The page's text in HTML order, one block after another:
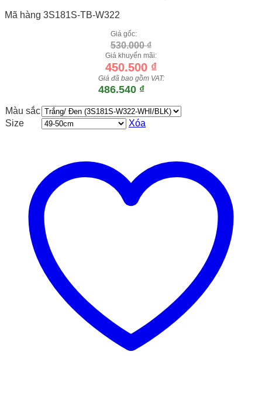
Mã hàng 3S181S-TB-W322
Giá gốc:
530.000₫
Giá khuyến mãi:
450.500 ₫
Giá đã bao gồm VAT:
486.540 ₫
Màu sắc
Size
Xóa